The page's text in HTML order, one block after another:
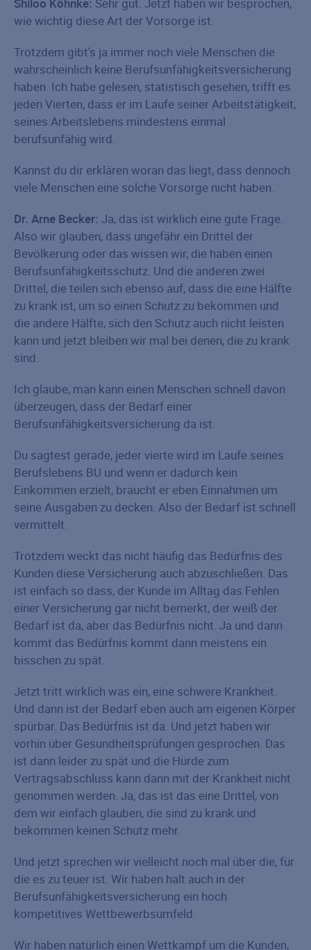
Shiloo Köhnke: Sehr gut. Jetzt haben wir besprochen,
wie wichtig diese Art der Vorsorge ist.
Trotzdem gibt's ja immer noch viele Menschen die
wahrscheinlich keine Berufsunfähigkeitsversicherung
haben. Ich habe gelesen, statistisch gesehen, trifft es
jeden Vierten, dass er im Laufe seiner Arbeitstätigkeit,
seines Arbeitslebens mindestens einmal
berufsunfähig wird.
Kannst du dir erklären woran das liegt, dass dennoch
viele Menschen eine solche Vorsorge nicht haben.
Dr. Arne Becker: Ja, das ist wirklich eine gute Frage.
Also wir glauben, dass ungefähr ein Drittel der
Bevölkerung oder das wissen wir, die haben einen
Berufsunfähigkeitsschutz. Und die anderen zwei
Drittel, die teilen sich ebenso auf, dass die eine Hälfte
zu krank ist, um so einen Schutz zu bekommen und
die andere Hälfte, sich den Schutz auch nicht leisten
kann und jetzt bleiben wir mal bei denen, die zu krank
sind.
Ich glaube, man kann einen Menschen schnell davon
überzeugen, dass der Bedarf einer
Berufsunfähigkeitsversicherung da ist.
Du sagtest gerade, jeder vierte wird im Laufe seines
Berufslebens BU und wenn er dadurch kein
Einkommen erzielt, braucht er eben Einnahmen um
seine Ausgaben zu decken. Also der Bedarf ist schnell
vermittelt.
Trotzdem weckt das nicht häufig das Bedürfnis des
Kunden diese Versicherung auch abzuschließen. Das
ist einfach so dass, der Kunde im Alltag das Fehlen
einer Versicherung gar nicht bemerkt, der weiß der
Bedarf ist da, aber das Bedürfnis nicht. Ja und dann
kommt das Bedürfnis kommt dann meistens ein
bisschen zu spät.
Jetzt tritt wirklich was ein, eine schwere Krankheit.
Und dann ist der Bedarf eben auch am eigenen Körper
spürbar. Das Bedürfnis ist da. Und jetzt haben wir
vorhin über Gesundheitsprüfungen gesprochen. Das
ist dann leider zu spät und die Hürde zum
Vertragsabschluss kann dann mit der Krankheit nicht
genommen werden. Ja, das ist das eine Drittel, von
dem wir einfach glauben, die sind zu krank und
bekommen keinen Schutz mehr.
Und jetzt sprechen wir vielleicht noch mal über die, für
die es zu teuer ist. Wir haben halt auch in der
Berufsunfähigkeitsversicherung ein hoch
kompetitives Wettbewerbsumfeld.
Wir haben natürlich einen Wettkampf um die Kunden,